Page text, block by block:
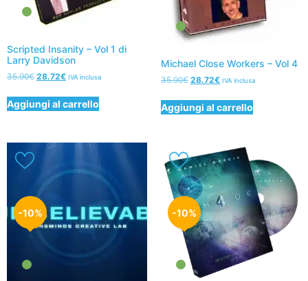
Scripted Insanity – Vol 1 di
Larry Davidson
35.90€ 28.72€ IVA inclusa
Aggiungi al carrello
Michael Close Workers – Vol 4
35.90€ 28.72€ IVA inclusa
Aggiungi al carrello
-10% -10%